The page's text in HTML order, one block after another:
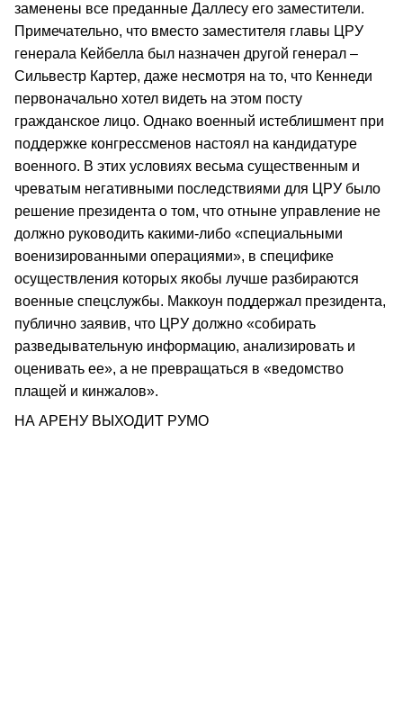
заменены все преданные Даллесу его заместители.
Примечательно, что вместо заместителя главы ЦРУ
генерала Кейбелла был назначен другой генерал –
Сильвестр Картер, даже несмотря на то, что Кеннеди
первоначально хотел видеть на этом посту
гражданское лицо. Однако военный истеблишмент при
поддержке конгрессменов настоял на кандидатуре
военного. В этих условиях весьма существенным и
чреватым негативными последствиями для ЦРУ было
решение президента о том, что отныне управление не
должно руководить какими-либо «специальными
военизированными операциями», в специфике
осуществления которых якобы лучше разбираются
военные спецслужбы. Маккоун поддержал президента,
публично заявив, что ЦРУ должно «собирать
разведывательную информацию, анализировать и
оценивать ее», а не превращаться в «ведомство
плащей и кинжалов».
НА АРЕНУ ВЫХОДИТ РУМО